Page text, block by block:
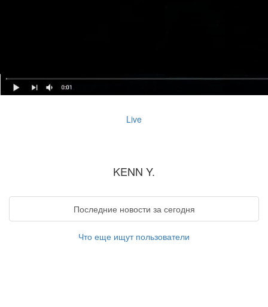
Live
KENN Y.
Последние новости за сегодня
Что еще ищут пользователи